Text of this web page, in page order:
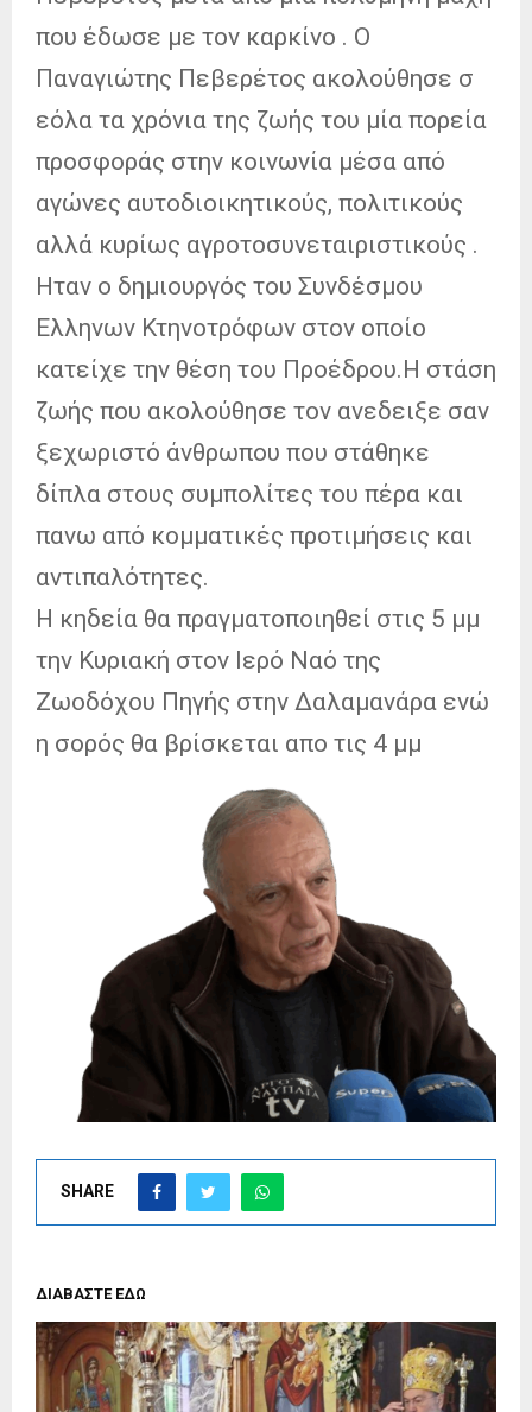
που έδωσε με τον καρκίνο . Ο
Παναγιώτης Πεβερέτος ακολούθησε σ
εόλα τα χρόνια της ζωής του μία πορεία
προσφοράς στην κοινωνία μέσα από
αγώνες αυτοδιοικητικούς, πολιτικούς
αλλά κυρίως αγροτοσυνεταιριστικούς .
Ηταν ο δημιουργός του Συνδέσμου
Ελληνων Κτηνοτρόφων στον οποίο
κατείχε την θέση του Προέδρου.Η στάση
ζωής που ακολούθησε τον ανεδειξε σαν
ξεχωριστό άνθρωπου που στάθηκε
δίπλα στους συμπολίτες του πέρα και
πανω από κομματικές προτιμήσεις και
αντιπαλότητες.
Η κηδεία θα πραγματοποιηθεί στις 5 μμ
την Κυριακή στον Ιερό Ναό της
Ζωοδόχου Πηγής στην Δαλαμανάρα ενώ
η σορός θα βρίσκεται απο τις 4 μμ
SHARE
ΔΙΑΒΑΣΤΕ ΕΔΩ